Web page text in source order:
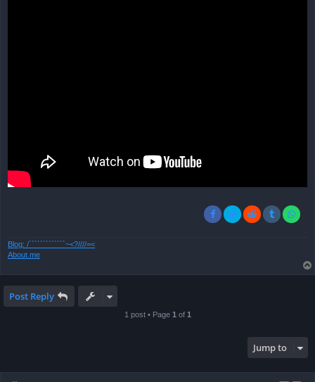
Blog: /`````````````~<?////=<
About.me
Post Reply
1 post • Page 1of 1
Jump to